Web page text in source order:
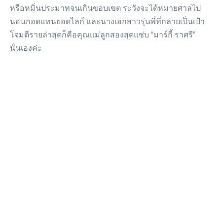
หรือหมิ่นประมาทจนเกินขอบเขต ระวังจะได้หมายศาลไป
นอนกอดแทนยอดไลก์ และนางเอกสาวรุ่นพี่ที่กลายเป็นเป้า
โจมตีรายล่าสุดก็คือคุณแม่ลูกสองสุดแซ่บ “มาร์กี้ ราศรี”
นั่นเองค่ะ